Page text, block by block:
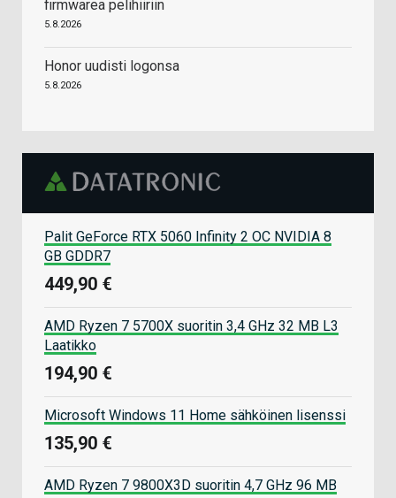
firmwarea pelihiiriin
5.8.2026
Honor uudisti logonsa
5.8.2026
Palit GeForce RTX 5060 Infinity 2 OC NVIDIA 8
GB GDDR7
449,90 €
AMD Ryzen 7 5700X suoritin 3,4 GHz 32 MB L3
Laatikko
194,90 €
Microsoft Windows 11 Home sähköinen lisenssi
135,90 €
AMD Ryzen 7 9800X3D suoritin 4,7 GHz 96 MB